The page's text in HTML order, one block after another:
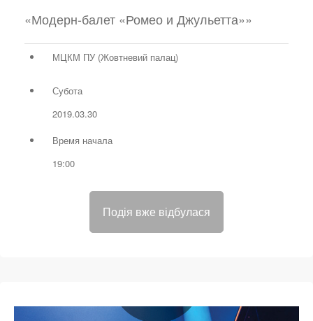
«Модерн-балет «Ромео и Джульетта»»
МЦКМ ПУ (Жовтневий палац)
Субота
2019.03.30
Время начала
19:00
Подія вже відбулася